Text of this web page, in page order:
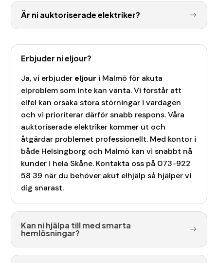
Är ni auktoriserade elektriker?
Erbjuder ni eljour?
Ja, vi erbjuder eljour i Malmöför akuta
elproblem som inte kan vänta. Vi förstår att
elfel kan orsaka stora störningar i vardagen
och vi prioriterar därför snabb respons. Våra
auktoriserade elektriker kommer ut och
åtgärdar problemet professionellt. Med kontor i
både Helsingborg och Malmö kan vi snabbt nå
kunder i hela Skåne. Kontakta oss på 073-922
58 39 när du behöver akut elhjälp så hjälper vi
dig snarast.
Kan ni hjälpa till med smarta
hemlösningar?